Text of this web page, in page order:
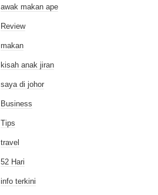
awak makan ape
Review
makan
kisah anak jiran
saya di johor
Business
Tips
travel
52 Hari
info terkini